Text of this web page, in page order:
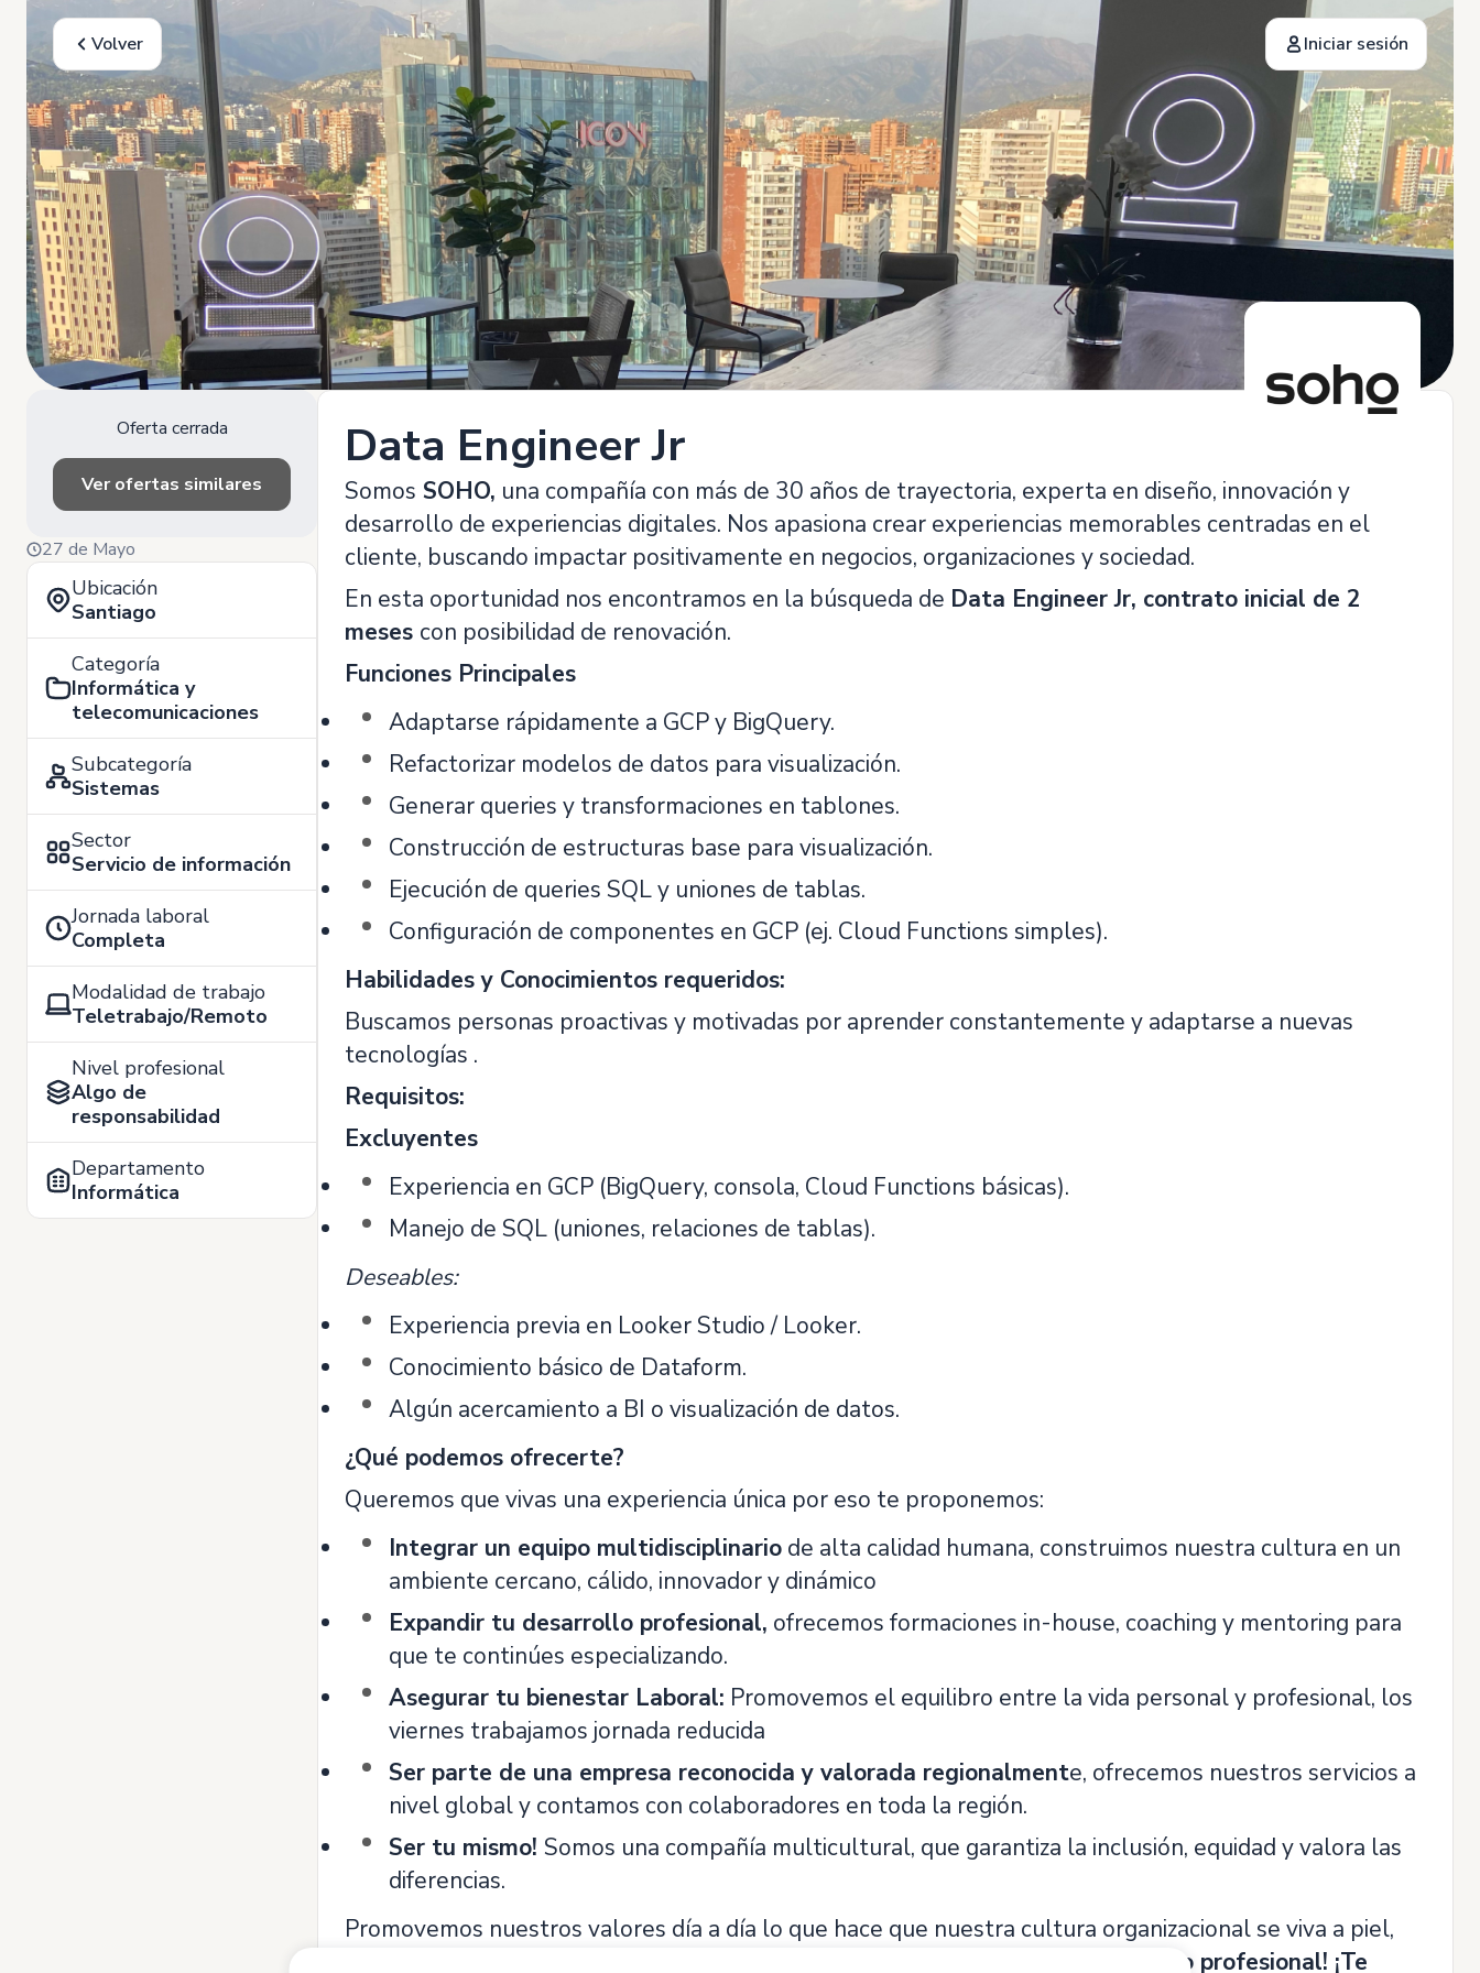
Volver Iniciar sesión
Oferta cerrada
Ver ofertas similares
27 de Mayo
Ubicación
Santiago
Categoría
Informática y
telecomunicaciones
Subcategoría
Sistemas
Sector
Servicio de información
Jornada laboral
Completa
Modalidad de trabajo
Teletrabajo/Remoto
Nivel profesional
Algo de
responsabilidad
Departamento
Informática
Data Engineer Jr
Somos SOHO, una compañía con más de 30 años de trayectoria, experta en diseño, innovación y
desarrollo de experiencias digitales. Nos apasiona crear experiencias memorables centradas en el
cliente, buscando impactar positivamente en negocios, organizaciones y sociedad.
En esta oportunidad nos encontramos en la búsqueda de Data Engineer Jr, contrato inicial de 2
meses con posibilidad de renovación.
Funciones Principales
Adaptarse rápidamente a GCP y BigQuery.
Refactorizar modelos de datos para visualización.
Generar queries y transformaciones en tablones.
Construcción de estructuras base para visualización.
Ejecución de queries SQL y uniones de tablas.
Configuración de componentes en GCP (ej. Cloud Functions simples).
Habilidades y Conocimientos requeridos:
Buscamos personas proactivas y motivadas por aprender constantemente y adaptarse a nuevas
tecnologías .
Requisitos:
Excluyentes
Experiencia en GCP (BigQuery, consola, Cloud Functions básicas).
Manejo de SQL (uniones, relaciones de tablas).
Deseables:
Experiencia previa en Looker Studio / Looker.
Conocimiento básico de Dataform.
Algún acercamiento a BI o visualización de datos.
¿Qué podemos ofrecerte?
Queremos que vivas una experiencia única por eso te proponemos:
Integrar un equipo multidisciplinario de alta calidad humana, construimos nuestra cultura en un
ambiente cercano, cálido, innovador y dinámico
Expandir tu desarrollo profesional, ofrecemos formaciones in-house, coaching y mentoring para
que te continúes especializando.
Asegurar tu bienestar Laboral: Promovemos el equilibro entre la vida personal y profesional, los
viernes trabajamos jornada reducida
Ser parte de una empresa reconocida y valorada regionalmente, ofrecemos nuestros servicios a
nivel global y contamos con colaboradores en toda la región.
Ser tu mismo! Somos una compañía multicultural, que garantiza la inclusión, equidad y valora las
diferencias.
Promovemos nuestros valores día a día lo que hace que nuestra cultura organizacional se viva a piel,
¡queremos que seas parte de nuestro equipo y construyamos juntos tu camino profesional! ¡Te